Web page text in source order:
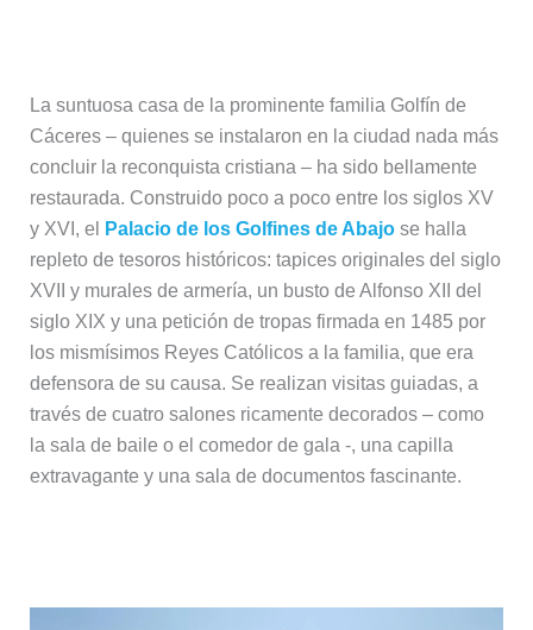
La suntuosa casa de la prominente familia Golfín de
Cáceres – quienes se instalaron en la ciudad nada más
concluir la reconquista cristiana – ha sido bellamente
restaurada. Construido poco a poco entre los siglos XV
y XVI, el
Palacio de los Golfines de Abajose halla
repleto de tesoros históricos: tapices originales del siglo
XVII y murales de armería, un busto de Alfonso XII del
siglo XIX y una petición de tropas firmada en 1485 por
los mismísimos Reyes Católicos a la familia, que era
defensora de su causa. Se realizan visitas guiadas, a
través de cuatro salones ricamente decorados – como
la sala de baile o el comedor de gala -, una capilla
extravagante y una sala de documentos fascinante.